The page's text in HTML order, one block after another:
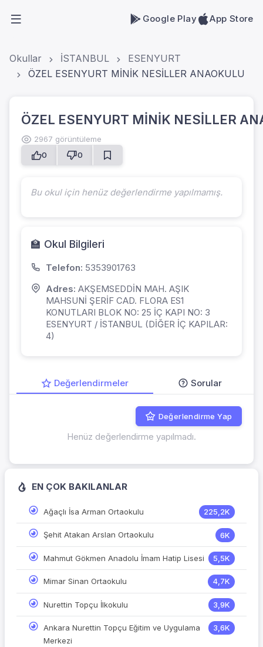
Google Play App Store
Okullar İSTANBUL
ESENYURT
ÖZEL ESENYURT MİNİK NESİLLER ANAOKULU
ÖZEL ESENYURT MİNİK NESİLLER
2967 görüntüleme
0
0
Bu okul için henüz değerlendirme yapılmamış.
🏫 Okul Bilgileri
Telefon: 5353901763
Adres: AKŞEMSEDDİN MAH. AŞIK
MAHSUNİ ŞERİF CAD. FLORA ES1
KONUTLARI BLOK NO: 25 İÇ KAPI NO: 3
ESENYURT / İSTANBUL (DİĞER İÇ KAPILAR:
4)
Değerlendirmeler Sorular
Değerlendirme Yap
Henüz değerlendirme yapılmadı.
EN ÇOK BAKILANLAR
Ağaçlı İsa Arman Ortaokulu 225,2K
Şehit Atakan Arslan Ortaokulu 6K
Mahmut Gökmen Anadolu İmam Hatip Lisesi 5,5K
Mimar Sinan Ortaokulu 4,7K
Nurettin Topçu İlkokulu 3,9K
Ankara Nurettin Topçu Eğitim ve Uygulama
Merkezi
3,6K